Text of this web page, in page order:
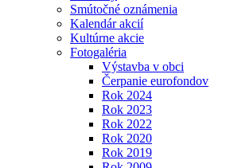
Smútočné oznámenia
Kalendár akcií
Kultúrne akcie
Fotogaléria
Výstavba v obci
Čerpanie eurofondov
Rok 2024
Rok 2023
Rok 2022
Rok 2020
Rok 2019